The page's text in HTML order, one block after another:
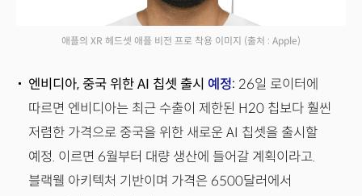
애플의 XR 헤드셋 애플 비전 프로 착용 이미지 (출처 : Apple)
엔비디아, 중국 위한 AI 칩셋 출시 예정: 26일 로이터에
따르면 엔비디아는 최근 수출이 제한된 H20 칩보다 훨씬
저렴한 가격으로 중국을 위한 새로운 AI 칩셋을 출시할
예정. 이르면 6월부터 대량 생산에 들어갈 계획이라고.
블랙웰 아키텍처 기반이며 가격은 6500달러에서